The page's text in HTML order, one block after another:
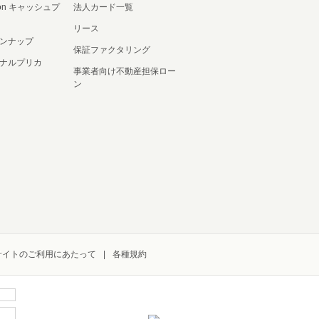
キャッシュプ
ナップ
ルプリカ
法人カード一覧
リース
保証ファクタリング
事業者向け不動産担保ロー
ン
イトのご利用にあたって 各種規約